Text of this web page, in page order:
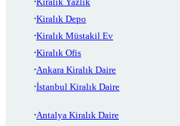
Kiralık Depo
Kiralık Müstakil Ev
Kiralık Ofis
Ankara Kiralık Daire
İstanbul Kiralık Daire
Antalya Kiralık Daire